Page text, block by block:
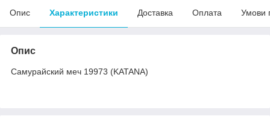
Опис Характеристики Доставка Оплата Умови
Опис
Самурайский меч 19973 (KATANA)